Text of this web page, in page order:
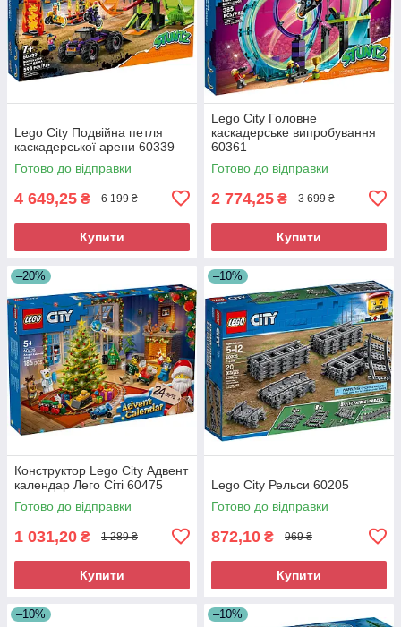
Lego City Подвійна петля
каскадерської арени 60339
Готово до відправки
4 649,25 ₴ 6 199 ₴
Купити
Lego City Головне
каскадерське випробування
60361
Готово до відправки
2 774,25 ₴ 3 699 ₴
Купити
–20%
Конструктор Lego City Адвент
календар Лего Сіті 60475
Готово до відправки
1 031,20 ₴ 1 289 ₴
Купити
–10%
Lego City Рельси 60205
Готово до відправки
872,10 ₴ 969 ₴
Купити
–10% –10%